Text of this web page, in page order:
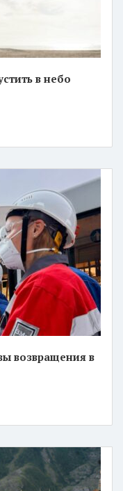
в небо
возвращения в